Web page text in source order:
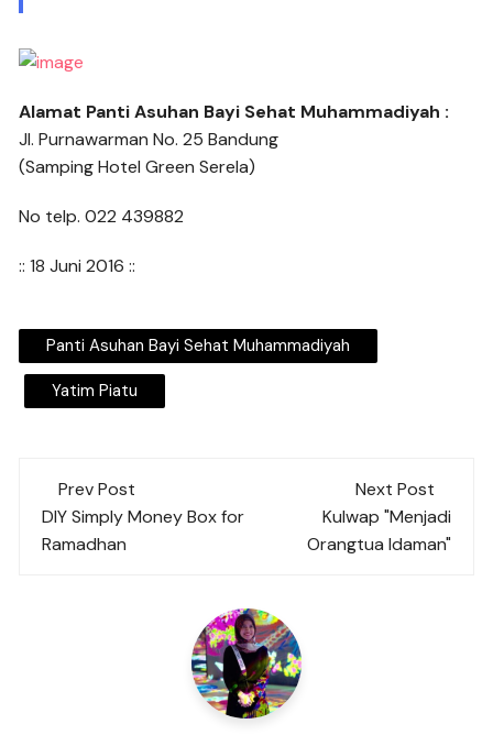
Alamat Panti Asuhan Bayi Sehat Muhammadiyah :
Jl. Purnawarman No. 25 Bandung
(Samping Hotel Green Serela)
No telp. 022 439882
:: 18 Juni 2016 ::
Panti Asuhan Bayi Sehat Muhammadiyah
Yatim Piatu
Post
navigation
Prev Post
DIY Simply Money Box for
Ramadhan
Next Post
Kulwap "Menjadi
Orangtua Idaman"